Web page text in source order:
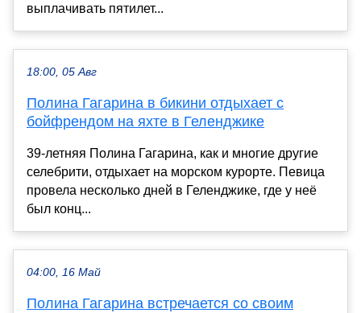
выплачивать пятилет...
18:00, 05 Авг
Полина Гагарина в бикини отдыхает с
бойфрендом на яхте в Геленджике
39-летняя Полина Гагарина, как и многие другие
селебрити, отдыхает на морском курорте. Певица
провела несколько дней в Геленджике, где у неё
был конц...
04:00, 16 Май
Полина Гагарина встречается со своим